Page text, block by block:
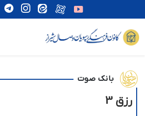
بانک صوت
رزق 3